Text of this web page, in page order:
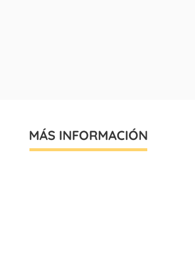
MÁS INFORMACIÓN